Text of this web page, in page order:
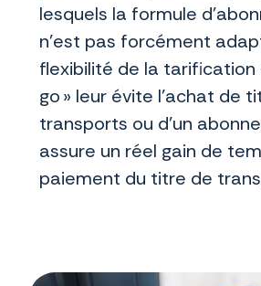
lesquels la formule
n’est pas forcément
flexibilité de la tarification
go » leur évite l’achat de
transports ou d’un
assure un réel gain de
paiement du titre de